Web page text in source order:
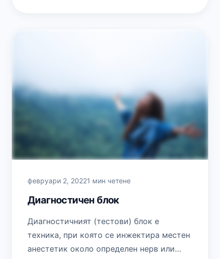
февруари 2, 20221 мин четене
Диагностичен блок
Диагностичният (тестови) блок е
техника, при която се инжектира местен
анестетик около определен нерв или